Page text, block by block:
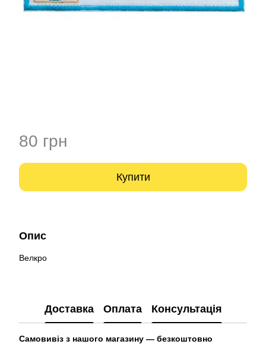
80 грн
Купити
Опис
Велкро
Доставка Оплата Консультація
Самовивіз з нашого магазину — безкоштовно